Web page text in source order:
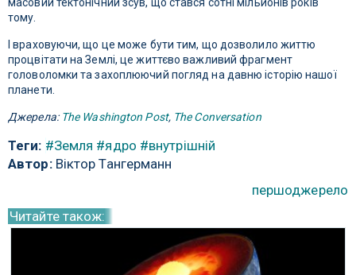
масовий тектонічний зсув, що стався сотні мільйонів років
тому.
І враховуючи, що це може бути тим, що дозволило життю
процвітати на Землі, це життєво важливий фрагмент
головоломки та захоплюючий погляд на давню історію нашої
планети.
Джерела: The Washington Post, The Conversation
Теги: #Земля #ядро #внутрішній
Автор:Віктор Тангерманн
першоджерело
Читайте також: